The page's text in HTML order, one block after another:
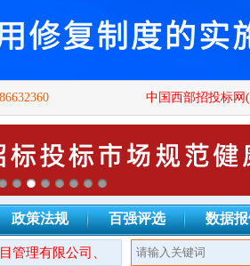
中国西部招投标网
政策法规 百强评选 数据
公司、四川正汇恒招标代理有限
上海锡鼎
四川省华
四川钧屹
四川卓信
四川辉豪
四川权宗
四川瑾尚
北京金萌